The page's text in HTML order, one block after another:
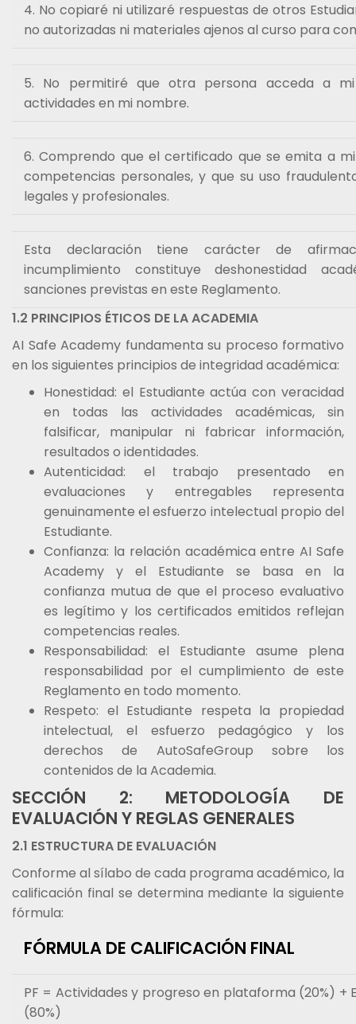
4. No copiaré ni utilizaré respuestas de otros
no autorizadas ni materiales ajenos al curso para
5. No permitiré que otra persona acceda a
actividades en mi nombre.
6. Comprendo que el certificado que se emita a
competencias personales, y que su uso
legales y profesionales.
Esta declaración tiene carácter de
incumplimiento constituye deshonestidad
sanciones previstas en este Reglamento.
1.2 PRINCIPIOS ÉTICOS DE LA ACADEMIA
AI Safe Academy fundamenta su proceso formativo
en los siguientes principios de integridad académica:
Honestidad: el Estudiante actúa con veracidad
en todas las actividades académicas, sin
falsificar, manipular ni fabricar información,
resultados o identidades.
Autenticidad: el trabajo presentado en
evaluaciones y entregables representa
genuinamente el esfuerzo intelectual propio del
Estudiante.
Confianza: la relación académica entre AI Safe
Academy y el Estudiante se basa en la
confianza mutua de que el proceso evaluativo
es legítimo y los certificados emitidos reflejan
competencias reales.
Responsabilidad: el Estudiante asume plena
responsabilidad por el cumplimiento de este
Reglamento en todo momento.
Respeto: el Estudiante respeta la propiedad
intelectual, el esfuerzo pedagógico y los
derechos de AutoSafeGroup sobre los
contenidos de la Academia.
SECCIÓN 2: METODOLOGÍA DE
EVALUACIÓN Y REGLAS GENERALES
2.1 ESTRUCTURA DE EVALUACIÓN
Conforme al sílabo de cada programa académico, la
calificación final se determina mediante la siguiente
fórmula:
FÓRMULA DE CALIFICACIÓN FINAL
PF = Actividades y progreso en plataforma (20%) +
(80%)